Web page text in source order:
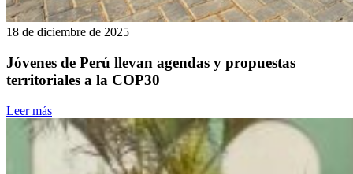
18 de diciembre de 2025
Jóvenes de Perú llevan agendas y propuestas
territoriales a la COP30
Leer más